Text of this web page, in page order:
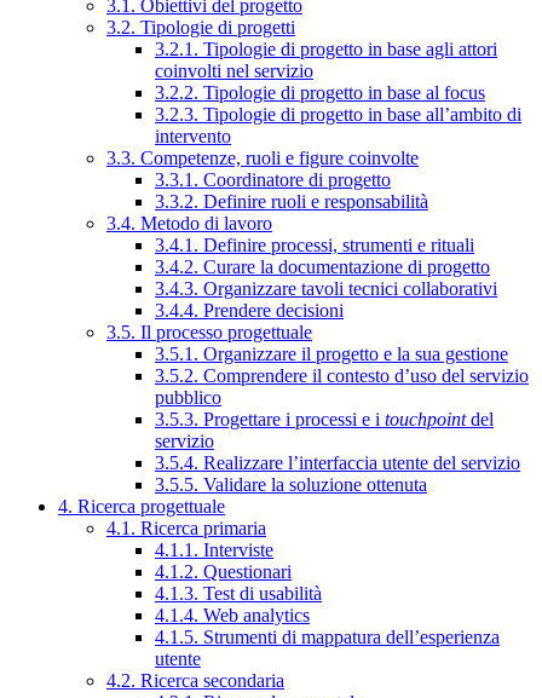
3.1. Obiettivi del progetto
3.2. Tipologie di progetti
3.2.1. Tipologie di progetto in base agli attori
coinvolti nel servizio
3.2.2. Tipologie di progetto in base al focus
3.2.3. Tipologie di progetto in base all’ambito di
intervento
3.3. Competenze, ruoli e figure coinvolte
3.3.1. Coordinatore di progetto
3.3.2. Definire ruoli e responsabilità
3.4. Metodo di lavoro
3.4.1. Definire processi, strumenti e rituali
3.4.2. Curare la documentazione di progetto
3.4.3. Organizzare tavoli tecnici collaborativi
3.4.4. Prendere decisioni
3.5. Il processo progettuale
3.5.1. Organizzare il progetto e la sua gestione
3.5.2. Comprendere il contesto d’uso del servizio
pubblico
3.5.3. Progettare i processi e i touchpointdel
servizio
3.5.4. Realizzare l’interfaccia utente del servizio
3.5.5. Validare la soluzione ottenuta
4. Ricerca progettuale
4.1. Ricerca primaria
4.1.1. Interviste
4.1.2. Questionari
4.1.3. Test di usabilità
4.1.4. Web analytics
4.1.5. Strumenti di mappatura dell’esperienza
utente
4.2. Ricerca secondaria